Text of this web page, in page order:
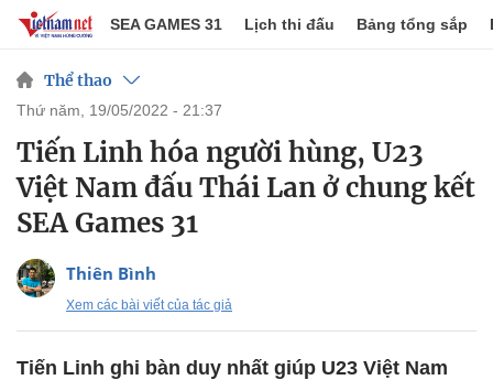
SEA GAMES 31 Lịch thi đấu Bảng tổng sắp
Thể thao
thứ năm, 19/05/2022 - 21:37
Tiến Linh hóa người hùng, U23
Việt Nam đấu Thái Lan ở chung kết
SEA Games 31
Thiên Bình
Xem các bài viết của tác giả
Tiến Linh ghi bàn duy nhất giúp U23 Việt Nam